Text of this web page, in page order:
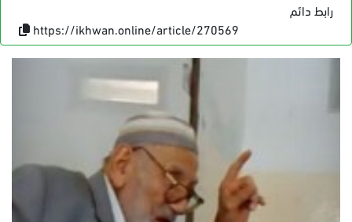
رابط دائم
https://ikhwan.online/article/270569